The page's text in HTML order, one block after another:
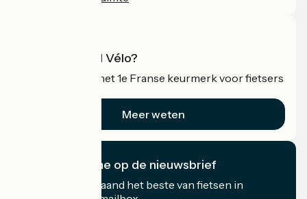
Wat is Accueil Vélo?
Accueil Vélo is het 1e Franse keurmerk voor fietsers
Meer weten
Ik abonneer me op de nieuwsbrief
Ontvang elke maand het beste van fietsen in